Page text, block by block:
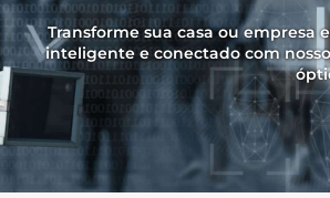
Transforme sua casa ou empresa
inteligente e conectado com